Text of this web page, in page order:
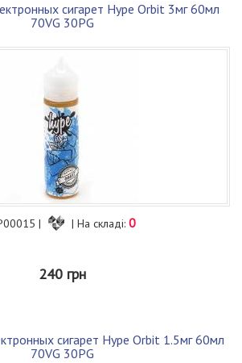
сигарет Hype Orbit 3мг 60мл
70VG 30PG
| | На складі: 0
240 грн
сигарет Hype Orbit 1.5мг 60мл
70VG 30PG